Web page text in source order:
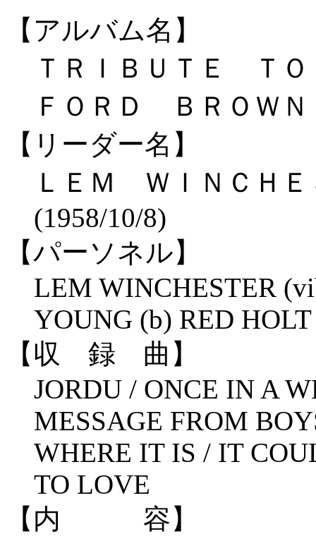
【アルバム名】
ＴＲＩＢＵＴＥ Ｔ
ＦＯＲＤ ＢＲＯＷ
【リーダー名】
ＬＥＭ ＷＩＮＣＨ
(1958/10/8)
【パーソネル】
LEM WINCHESTER
YOUNG (b) RED HOLT
【収 録 曲】
JORDU / ONCE IN A
MESSAGE FROM
WHERE IT IS / IT
TO LOVE
【内 容】